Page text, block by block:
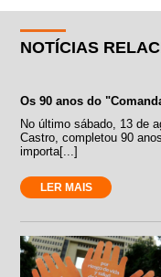
NOTÍCIAS
Os 90 anos do
No último sábado, 13 de
Castro, completou 90
importa[...]
LER MAIS